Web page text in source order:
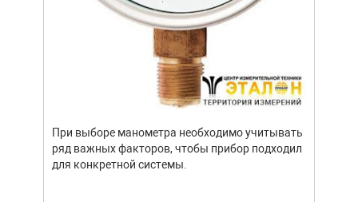
При выборе манометра необходимо учитывать
ряд важных факторов, чтобы прибор подходил
для конкретной системы.